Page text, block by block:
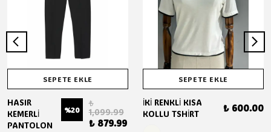
SEPETE EKLE
HASIR
KEMERLİ
PANTOLON
%20
₺
1,099.99
₺ 879.99
SEPETE EKLE
İKİ RENKLİ KISA
KOLLU TSHİRT
₺ 600.00